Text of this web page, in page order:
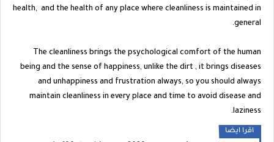
health, and the health of any place where cleanliness is maintained in
general.
The cleanliness brings the psychological comfort of the human
being and the sense of happiness, unlike the dirt , it brings diseases
and unhappiness and frustration always, so you should always
maintain cleanliness in every place and time to avoid disease and
laziness.
اقرا ايضا